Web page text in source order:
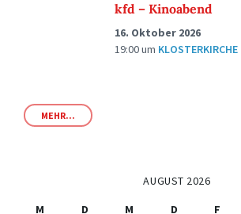
kfd – Kinoabend
16. Oktober 2026
19:00um KLOSTERKIRCHE
MEHR...
AUGUST 2026
M
D M D F